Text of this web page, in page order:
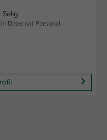
Selig
Dezernat Personal